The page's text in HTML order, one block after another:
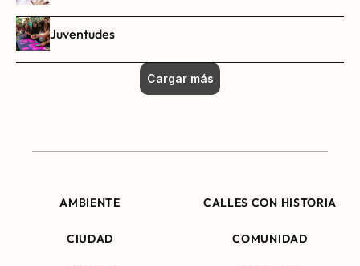
Juventudes
Cargar más
AMBIENTE CALLES CON HISTORIA
CIUDAD COMUNIDAD